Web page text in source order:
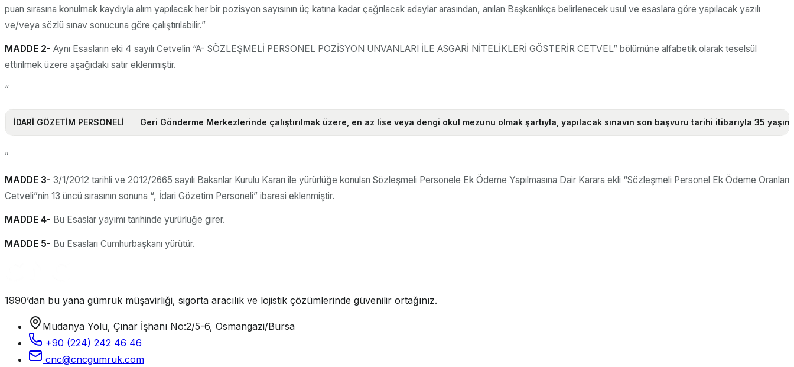
puan sırasına konulmak kaydıyla alım yapılacak her bir pozisyon sayısının üç katına kadar çağrılacak adaylar arasından, anılan Başkanlıkça belirlenecek usul ve esaslara göre yapılacak yazılı
ve/veya sözlü sınav sonucuna göre çalıştırılabilir.”
MADDE 2- Aynı Esasların eki 4 sayılı Cetvelin “A- SÖZLEŞMELİ PERSONEL POZİSYON UNVANLARI İLE ASGARİ NİTELİKLERİ GÖSTERİR CETVEL” bölümüne alfabetik olarak teselsül
ettirilmek üzere aşağıdaki satır eklenmiştir.
“
İDARİ GÖZETİM PERSONELİ Geri Gönderme Merkezlerinde çalıştırılmak üzere, en az lise veya dengi okul mezunu olmak şartıyla, yapılacak sınavın son başvuru tarihi itibarıyla 35
”
MADDE 3- 3/1/2012 tarihli ve 2012/2665 sayılı Bakanlar Kurulu Kararı ile yürürlüğe konulan Sözleşmeli Personele Ek Ödeme Yapılmasına Dair Karara ekli “Sözleşmeli Personel Ek Ödeme Oranları
Cetveli”nin 13 üncü sırasının sonuna “, İdari Gözetim Personeli” ibaresi eklenmiştir.
MADDE 4- Bu Esaslar yayımı tarihinde yürürlüğe girer.
MADDE 5- Bu Esasları Cumhurbaşkanı yürütür.
1990’dan bu yana gümrük müşavirliği, sigorta aracılık ve lojistik çözümlerinde güvenilir ortağınız.
Mudanya Yolu, Çınar İşhanı No:2/5-6, Osmangazi/Bursa
+90 (224) 242 46 46
cnc@cncgumruk.com